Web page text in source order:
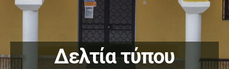
Δελτία τύπου